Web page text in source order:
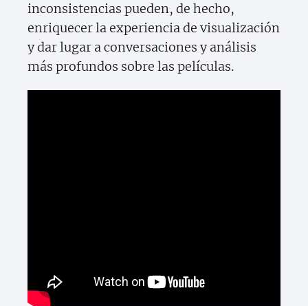
inconsistencias pueden, de hecho,
enriquecer la experiencia de visualización
y dar lugar a conversaciones y análisis
más profundos sobre las películas.